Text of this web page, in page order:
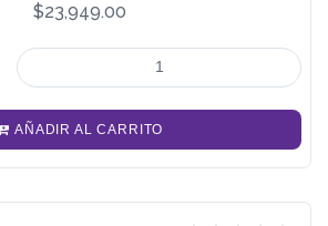
$23,949.00
AÑADIR AL CARRITO